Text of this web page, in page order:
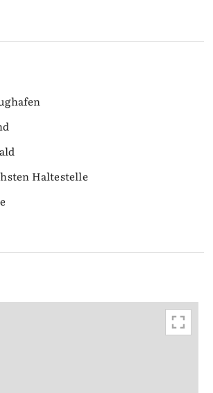
Haltestelle